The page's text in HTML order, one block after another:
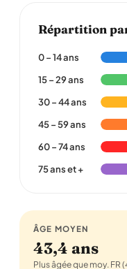
Répartition
0 – 14 ans
15 – 29 ans
30 – 44 ans
45 – 59 ans
60 – 74 ans
75 ans et +
ÂGE MOYEN
43,4 ans
Plus âgée que moy. FR